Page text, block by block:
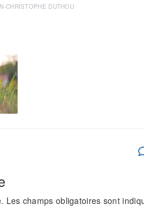
CHRISTOPHE DUTHOU
Les champs obligatoires sont